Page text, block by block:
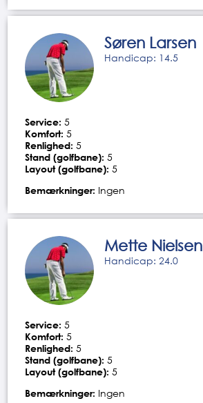
Søren Larsen
Handicap: 14.5
Service: 5
Komfort: 5
Renlighed: 5
Stand (golfbane): 5
Layout (golfbane): 5
Bemærkninger: Ingen
Mette Nielsen
Handicap: 24.0
Service: 5
Komfort: 5
Renlighed: 5
Stand (golfbane): 5
Layout (golfbane): 5
Bemærkninger: Ingen